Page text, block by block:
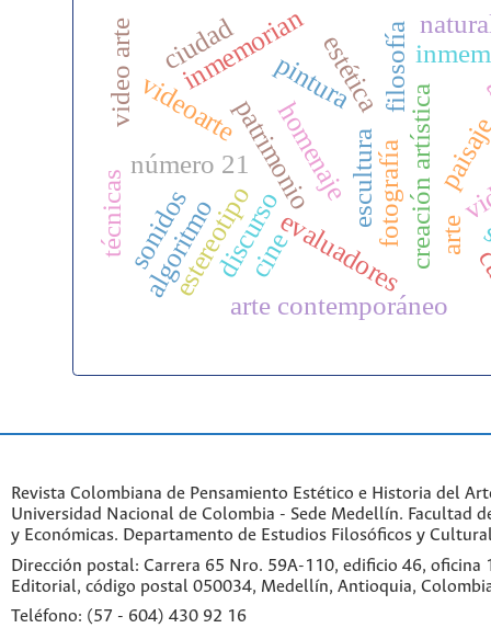
evaluadores arte
escultura
pintura
discurso
estereotipo fotografía
algoritmo
arte contemporáneo
creación artística
homenaje
patrimonio
inmemorian
número 21
filosofía
estética
cine
videoarte
sonidos
técnicas
video arte ciudad
Revista Colombiana de Pensamiento Estético e Historia del
Universidad Nacional de Colombia - Sede Medellín. Facultad
y Económicas. Departamento de Estudios Filosóficos y
Dirección postal: Carrera 65 Nro. 59A-110, edificio 46, oficina
Editorial, código postal 050034, Medellín, Antioquia,
Teléfono: (57 - 604) 430 92 16